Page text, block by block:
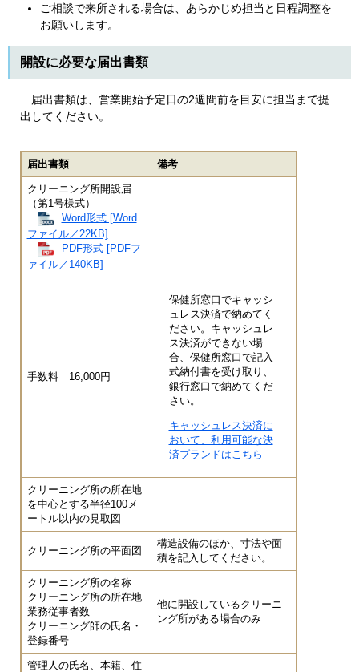
ご相談で来所される場合は、あらかじめ担当と日程調整を
お願いします。
開設に必要な届出書類
届出書類は、営業開始予定日の2週間前を目安に担当まで提
出してください。
届出書類 備考
クリーニング所開設届
（第1号様式）
Word形式 [Word
ファイル／22KB]
PDF形式 [PDFフ
ァイル／140KB]
手数料 16,000円
保健所窓口でキャッシ
ュレス決済で納めてく
ださい。キャッシュレ
ス決済ができない場
合、保健所窓口で記入
式納付書を受け取り、
銀行窓口で納めてくだ
さい。
キャッシュレス決済に
おいて、利用可能な決
済ブランドはこちら
クリーニング所の所在地
を中心とする半径100メ
ートル以内の見取図
クリーニング所の平面図
構造設備のほか、寸法や面
積を記入してください。
クリーニング所の名称
クリーニング所の所在地
業務従事者数
クリーニング師の氏名・
登録番号
他に開設しているクリーニ
ング所がある場合のみ
管理人の氏名、本籍、住